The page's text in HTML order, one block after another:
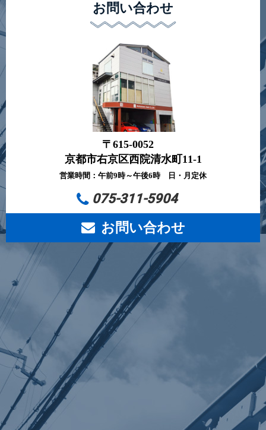
お問い合わせ
〒615-0052
京都市右京区西院清水町11-1
営業時間：午前9時～午後6時 日・月定休
075-311-5904
お問い合わせ